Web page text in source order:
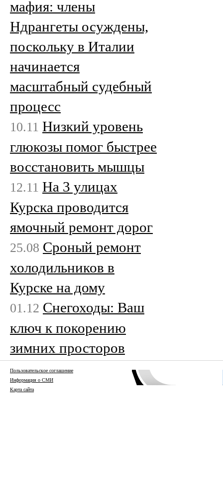
мафия: члены
Ндрангеты осуждены,
поскольку в Италии
начинается
масштабный судебный
процесс
10.11 Низкий уровень
глюкозы помог быстрее
восстановить мышцы
12.11 На 3 улицах
Курска проводится
ямочный ремонт дорог
25.08 Сроный ремонт
холодильников в
Курске на дому
01.12 Снегоходы: Ваш
ключ к покорению
зимних просторов
Пользовательское соглашение
Информация о СМИ
Карта сайта